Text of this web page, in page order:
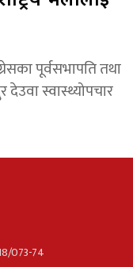
पूर्वसभापति तथा
देउवा स्वास्थ्योपचार
073-74